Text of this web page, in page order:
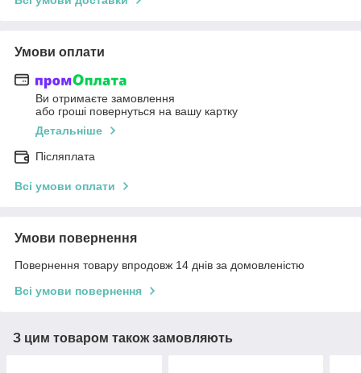
Умови оплати
Ви отримаєте замовлення
або гроші повернуться на вашу картку
Детальніше
Післяплата
Всі умови оплати
Умови повернення
Повернення товару впродовж 14 днів за домовленістю
Всі умови повернення
З цим товаром також замовляють